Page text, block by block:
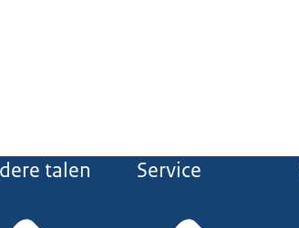
talen Service